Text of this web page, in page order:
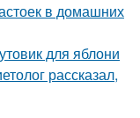
в домашних
для яблони
рассказал,